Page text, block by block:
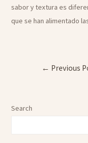
sabor y textura es
que se han alimentado
← Previous
Search